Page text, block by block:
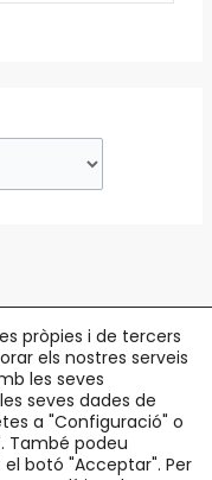
Eduard Maristany, 5-7
13
pròpies i de tercers
els nostres serveis
les seves
seves dades de
a "Configuració" o
També podeu
botó "Acceptar". Per